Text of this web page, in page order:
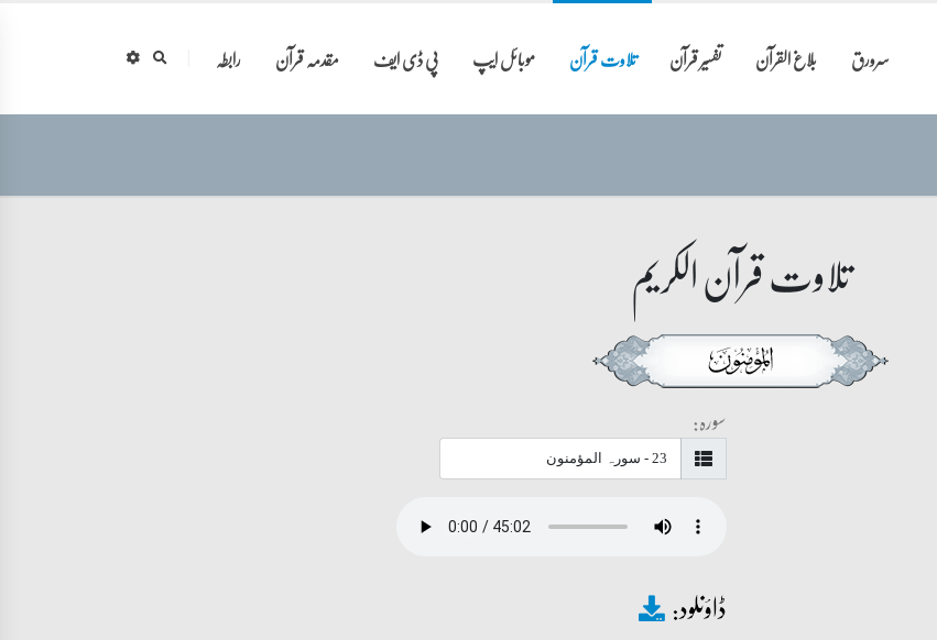
سرورق بلاغ القرآن تفسیر قرآن تلاوت قرآن موبائل ایپ پی ڈی ایف مقدمہ قرآن رابطہ
تلاوت قرآن الکریم
سورہ:
ڈاؤنلود: